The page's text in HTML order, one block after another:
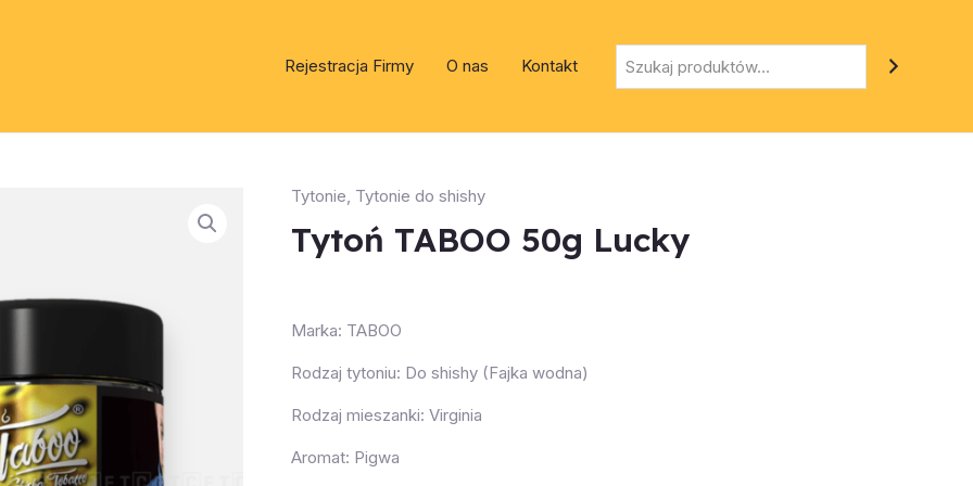
Rejestracja Firmy O nas Kontakt
Tytonie, Tytonie do shishy
Tytoń TABOO 50g Lucky
Marka: TABOO
Rodzaj tytoniu: Do shishy (Fajka wodna)
Rodzaj mieszanki: Virginia
Aromat: Pigwa